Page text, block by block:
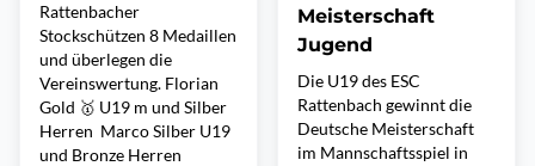
Rattenbacher
Stockschützen 8 Medaillen
und überlegen die
Vereinswertung. Florian
Gold 🥇 U19 m und Silber
Herren Marco Silber U19
und Bronze Herren
Meisterschaft
Jugend
Die U19 des ESC
Rattenbach gewinnt die
Deutsche Meisterschaft
im Mannschaftsspiel in